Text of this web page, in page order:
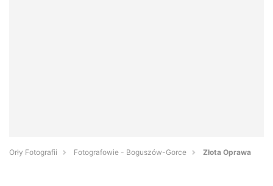
Orły Fotografii Fotografowie - Boguszów-Gorce Złota Oprawa